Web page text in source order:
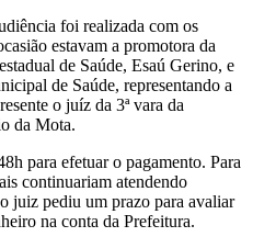
foi realizada com os
estavam a promotora da
de Saúde, Esaú Gerino, e
de Saúde, representando a
o juíz da 3ª vara da
da Mota.
para efetuar o pagamento. Para
continuariam atendendo
juiz pediu um prazo para avaliar
na conta da Prefeitura.